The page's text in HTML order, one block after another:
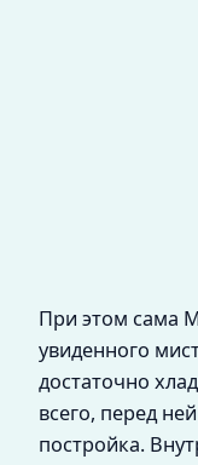
При этом сама
увиденного
достаточно
всего, перед
постройка.